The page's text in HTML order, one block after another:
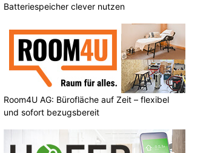
Batteriespeicher clever nutzen
Room4U AG: Bürofläche auf Zeit – flexibel
und sofort bezugsbereit